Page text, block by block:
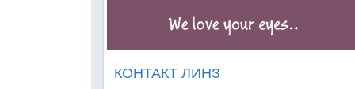
КОНТАКТ ЛИНЗ